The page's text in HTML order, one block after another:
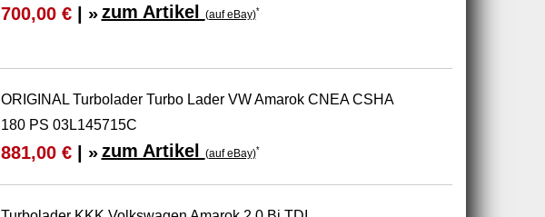
700,00 €| » zum Artikel (auf eBay)*
ORIGINAL Turbolader Turbo Lader VW Amarok CNEA CSHA
180 PS 03L145715C
881,00 €| » zum Artikel (auf eBay)*